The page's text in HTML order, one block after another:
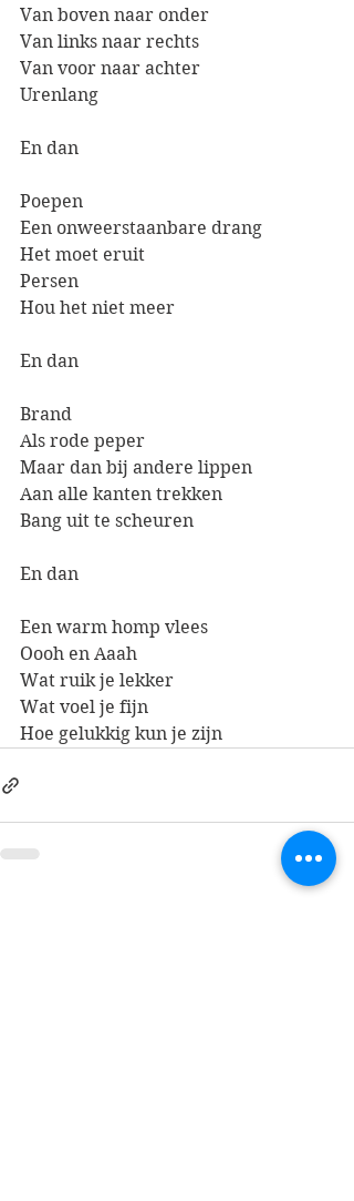
Van boven naar onder
Van links naar rechts
Van voor naar achter
Urenlang
En dan
Poepen
Een onweerstaanbare drang
Het moet eruit
Persen
Hou het niet meer
En dan
Brand
Als rode peper
Maar dan bij andere lippen
Aan alle kanten trekken
Bang uit te scheuren
En dan
Een warm homp vlees
Oooh en Aaah
Wat ruik je lekker
Wat voel je fijn
Hoe gelukkig kun je zijn